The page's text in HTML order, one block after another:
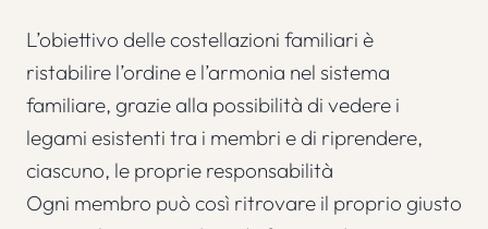
L’obiettivo delle costellazioni familiari è
ristabilire l’ordine e l’armonia nel sistema
familiare, grazie alla possibilità di vedere i
legami esistenti tra i membri e di riprendere,
ciascuno, le proprie responsabilità
Ogni membro può così ritrovare il proprio giusto